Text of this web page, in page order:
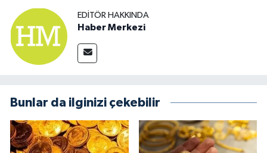
EDITÖR HAKKINDA
Haber Merkezi
Bunlar da ilginizi çekebilir